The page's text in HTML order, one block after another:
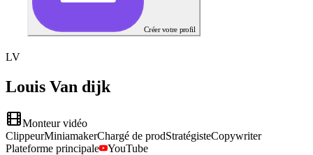
Créer votre profil
LV
Louis Van dijk
Monteur vidéo
ClippeurMiniamakerChargé de prodStratégisteCopywriter
Plateforme principale
YouTube